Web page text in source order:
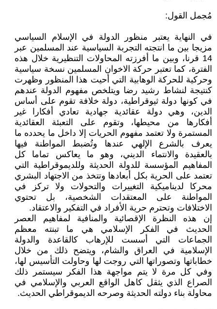
مُجمل القول:
في النهاية يعتبر منظور الدولة في الإسلام السياسي
مزيجا بين ما انتجته التجربة السياسية عند المسلمين عبر
14 قرنا، وبين ما أفرزته المحاولات التنظيرية خلال هذه
الفترة، كما تعتبر حركة الاخوان المسلمين نسخة سياسية
وحركية للحركة الوهابية التي أحيت هذا المنظور وظهرت
كنتيجة لنشاط رشيد رضا ويتلخص مفهوم الدولة عندهم
في كونها دولة ثيوقراطية، دولة خلافة تقوم على أساس
الدين، وهي دولة عقائدية جهادية تعادي أفكارا غير
أفكارها من محيطها، وتقوم على التعبئة العقائدية
المستمرة ولا تعتمد مفهوم الحريات إلا داخل ما يحدده ما
يعرف بالشرع الإلهي عندها وتُضبط المواطنة فيها
بالعقيدة والانتماء الديني، وهو ما يعاكس تماما كل
المفاهيم المؤسسة للدولة الحديثة وللديموقراطية التي
تعتمد على الحرية بكل أبعادها وتتخذ من الاجتهاد البشري
محركا لديناميكية التغييرات والتحولات ولا تركز في
المواطنة على المعتقدات الشخصية، بل تحتوي
الاختلافات وتحترم حرية الأفراد في التفكير والاعتقاد.
إن هذه النظرة الإقصائية والمنافية لمفاهيم العصر
الحديث في الفكر الإسلامي هي ما تبنته معظم
الجماعات التي أسست للإرهاب كالقاعدة والدولة
الإسلامية في العراق والشام، ويتضح ذلك من خلال
خطاباتها وتصوراتها التي روجت لها وحاولت التأسيس لها،
وفي كل مرة لا يتم مواجهة هذا الفكر سيستمر ذلك
الصراع الذي يثقل كاهل الواقع العربي والإسلامي في
محاولة بناء دولته الحديثة وصرحه الديموقراطي الحديث.